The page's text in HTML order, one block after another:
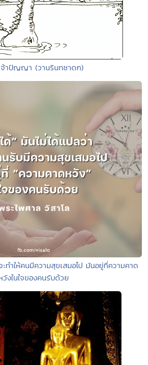
จ้าปัญญา (วานรินทชาดก)
ะทำให้คนมีความสุขเสมอไป มันอยู่ที่ความคาด
วังในใจของคนรับด้วย